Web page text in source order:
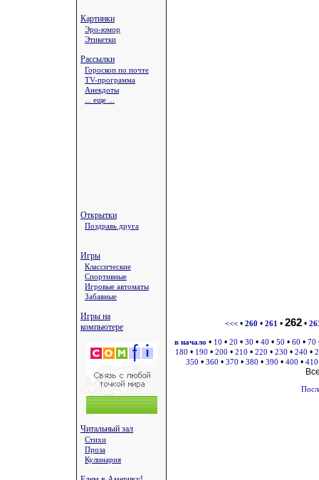
Картинки
Эро-юмор
Этикетки
Рассылки
Гороскоп по почте
TV-программа
Анекдоты
... еще ...
Открытки
Поздравь друга
Игры
Классические
Спортивные
Игровые автоматы
Забавные
Игры на
компьютере
Читальный зал
Стихи
Проза
Кулинария
<<< • 260 • 261 • 262 •
в начало • 10 • 20 • 30 • 40 • 50 • 60 • 70
180 • 190 • 200 • 210 • 220 • 230 • 240 •
350 • 360 • 370 • 380 • 390 • 400 • 410